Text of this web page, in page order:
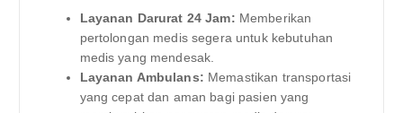
Layanan Darurat 24 Jam: Memberikan
pertolongan medis segera untuk kebutuhan
medis yang mendesak.
Layanan Ambulans: Memastikan transportasi
yang cepat dan aman bagi pasien yang